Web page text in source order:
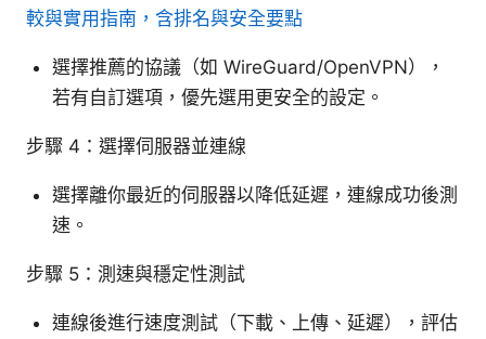
較與實用指南，含排名與安全要點
選擇推薦的協議（如 WireGuard/OpenVPN），
若有自訂選項，優先選用更安全的設定。
步驟 4：選擇伺服器並連線
選擇離你最近的伺服器以降低延遲，連線成功後測
速。
步驟 5：測速與穩定性測試
連線後進行速度測試（下載、上傳、延遲），評估